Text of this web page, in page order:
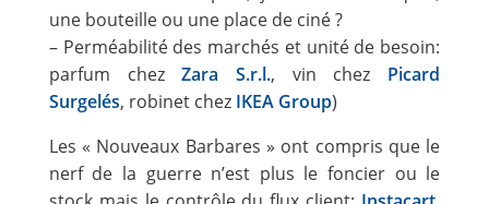
une bouteille ou une place de ciné ?
– Perméabilité des marchés et unité de besoin:
parfum chezZara S.r.l., vin chez Picard
Surgelés, robinet chez IKEA Group)
Les « Nouveaux Barbares » ont compris que le
nerf de la guerre n’est plus le foncier ou le